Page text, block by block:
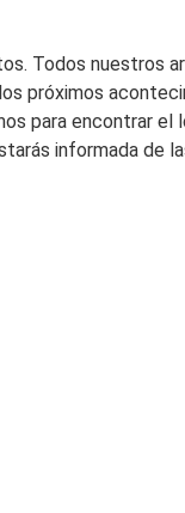
Todos nuestros
próximos
para encontrar
informada de